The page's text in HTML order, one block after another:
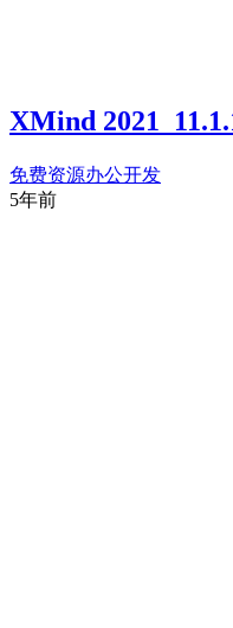
XMind
免费资源办公开发
5年前